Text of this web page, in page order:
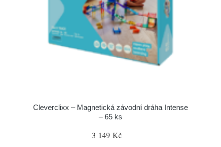
Cleverclixx – Magnetická závodní dráha Intense
– 65 ks
3 149 Kč